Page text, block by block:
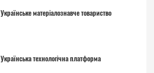
Українське матеріалознавче товариство
Українська технологічна платформа